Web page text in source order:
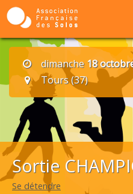
dimanche 18
Tours (37)
Sortie
Se détendre